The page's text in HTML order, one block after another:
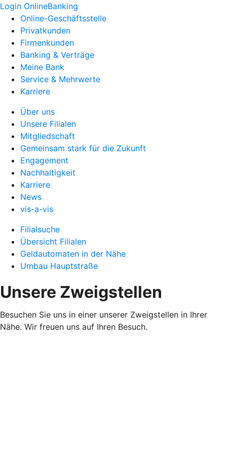
Login OnlineBanking
Online-Geschäftsstelle
Privatkunden
Firmenkunden
Banking & Verträge
Meine Bank
Service & Mehrwerte
Karriere
Über uns
Unsere Filialen
Mitgliedschaft
Gemeinsam stark für die Zukunft
Engagement
Nachhaltigkeit
Karriere
News
vis-a-vis
Filialsuche
Übersicht Filialen
Geldautomaten in der Nähe
Umbau Hauptstraße
Unsere Zweigstellen
Besuchen Sie uns in einer unserer Zweigstellen in Ihrer
Nähe. Wir freuen uns auf Ihren Besuch.